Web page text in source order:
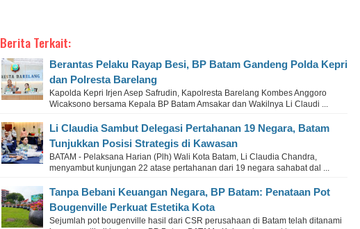
Berita Terkait:
Berantas Pelaku Rayap Besi, BP Batam Gandeng Polda Kepri
dan Polresta Barelang
Kapolda Kepri Irjen Asep Safrudin, Kapolresta Barelang Kombes Anggoro
Wicaksono bersama Kepala BP Batam Amsakar dan Wakilnya Li Claudi ...
Li Claudia Sambut Delegasi Pertahanan 19 Negara, Batam
Tunjukkan Posisi Strategis di Kawasan
BATAM - Pelaksana Harian (Plh) Wali Kota Batam, Li Claudia Chandra,
menyambut kunjungan 22 atase pertahanan dari 19 negara sahabat dal ...
Tanpa Bebani Keuangan Negara, BP Batam: Penataan Pot
Bougenville Perkuat Estetika Kota
Sejumlah pot bougenville hasil dari CSR perusahaan di Batam telah ditanami